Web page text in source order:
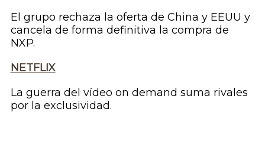
El grupo rechaza la oferta de China y EEUU y
cancela de forma definitiva la compra de
NXP.
NETFLIX
La guerra del vídeo on demand suma rivales
por la exclusividad.